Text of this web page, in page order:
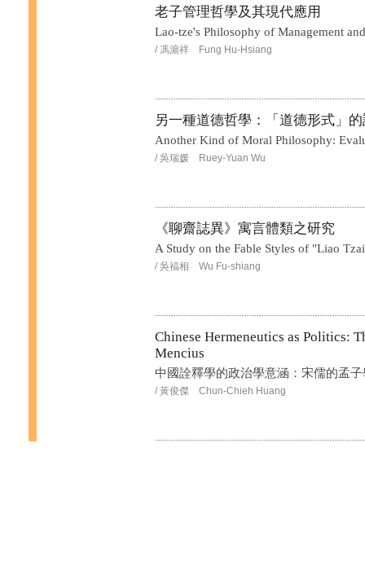
老子管理哲學及其現代應用
Lao-tze's Philosophy of Management
/ 馮滬祥 Fung Hu-Hsiang
另一種道德哲學：「道德形式」
Another Kind of Moral Philosophy:
/ 吳瑞媛 Ruey-Yuan Wu
《聊齋誌異》寓言體類之研究
A Study on the Fable Styles of "Liao
/ 吳福相 Wu Fu-shiang
Chinese Hermeneutics as Politics:
Mencius
中國詮釋學的政治學意涵：宋儒的孟
/ 黃俊傑 Chun-Chieh Huang